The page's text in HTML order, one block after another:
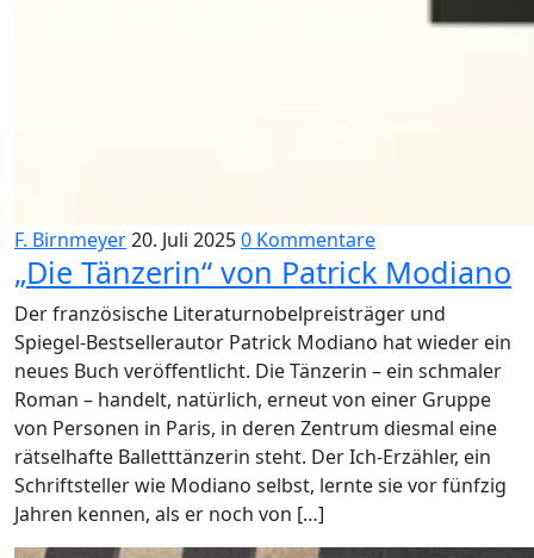
F. Birnmeyer20. Juli 20250 Kommentare
„Die Tänzerin“ von Patrick Modiano
Der französische Literaturnobelpreisträger und
Spiegel-Bestsellerautor Patrick Modiano hat wieder ein
neues Buch veröffentlicht. Die Tänzerin – ein schmaler
Roman – handelt, natürlich, erneut von einer Gruppe
von Personen in Paris, in deren Zentrum diesmal eine
rätselhafte Balletttänzerin steht. Der Ich-Erzähler, ein
Schriftsteller wie Modiano selbst, lernte sie vor fünfzig
Jahren kennen, als er noch von […]